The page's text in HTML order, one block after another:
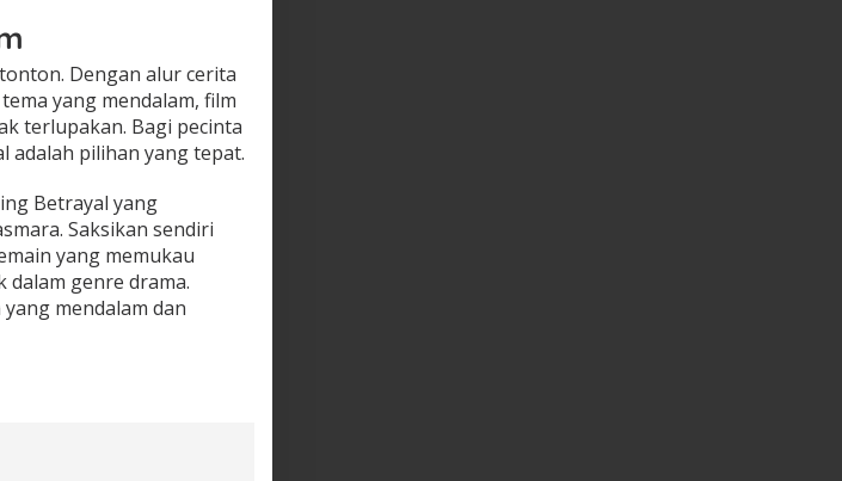
Dengan alur cerita
yang mendalam, film
terlupakan. Bagi pecinta
adalah pilihan yang tepat.
Betrayal yang
Saksikan sendiri
yang memukau
genre drama.
mendalam dan